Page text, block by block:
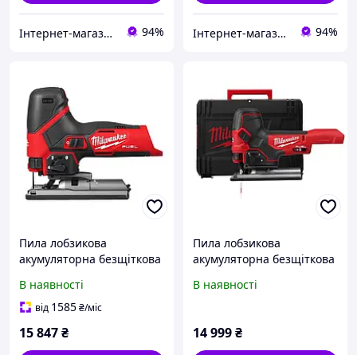
Інтернет-магазин будівельних інструментів та садової техніки VolynTools 94% Інтернет-магазин будівельних інструментів та садової техніки VolynTools 94%
Пила лобзикова
акумуляторна безщіткова
для видалення пилу,
пилозахисний чохол,
В наявності
від 1585₴/міс
15 847₴
Пила лобзикова
акумуляторна безщіткова
(каркас, аксесуари,
В наявності
14 999₴